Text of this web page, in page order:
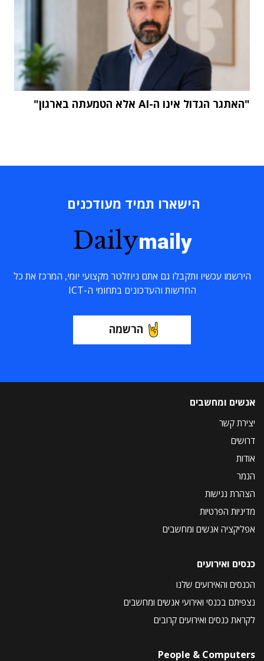
"האתגר הגדול אינו ה-AI אלא הטמעתה בארגון"
הישארו תמיד מעודכנים
Dailymaily
הירשמו עכשיו ותקבלו גם אתם ניוזלטר מקצועי יומי, המרכז את כל
החדשות והעדכונים בתחומי ה-ICT
הרשמה
אנשים ומחשבים
יצירת קשר
דרושים
אודות
הנמר
הצהרת נגישות
מדיניות הפרטיות
אפליקציה אנשים ומחשבים
כנסים ואירועים
הכנסים והאירועים שלנו
נצפיתם בכנסי ואירועי אנשים ומחשבים
לקראת כנסים ואירועים קרובים
People & Computers